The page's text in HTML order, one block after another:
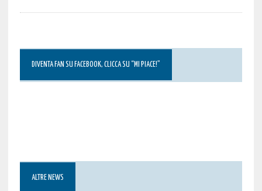
DIVENTA FAN SU FACEBOOK, CLICCA SU “MI PIACE!”
ALTRE NEWS